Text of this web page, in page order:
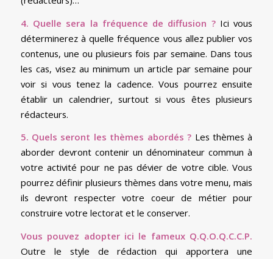
4. Quelle sera la fréquence de diffusion ?Ici vous
déterminerez à quelle fréquence vous allez publier vos
contenus, une ou plusieurs fois par semaine. Dans tous
les cas, visez au minimum un article par semaine pour
voir si vous tenez la cadence. Vous pourrez ensuite
établir un calendrier, surtout si vous êtes plusieurs
rédacteurs.
5. Quels seront les thèmes abordés ? Les thèmes à
aborder devront contenir un dénominateur commun à
votre activité pour ne pas dévier de votre cible. Vous
pourrez définir plusieurs thèmes dans votre menu, mais
ils devront respecter votre coeur de métier pour
construire votre lectorat et le conserver.
Vous pouvez adopter ici le fameux Q.Q.O.Q.C.C.P.
Outre le style de rédaction qui apportera une